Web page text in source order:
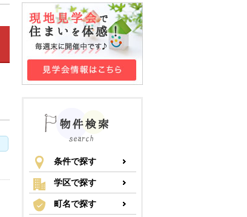
条件で探す
学区で探す
町名で探す